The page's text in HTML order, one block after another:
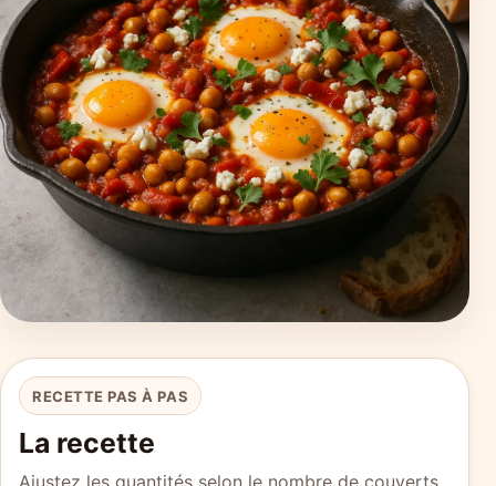
RECETTE PAS À PAS
La recette